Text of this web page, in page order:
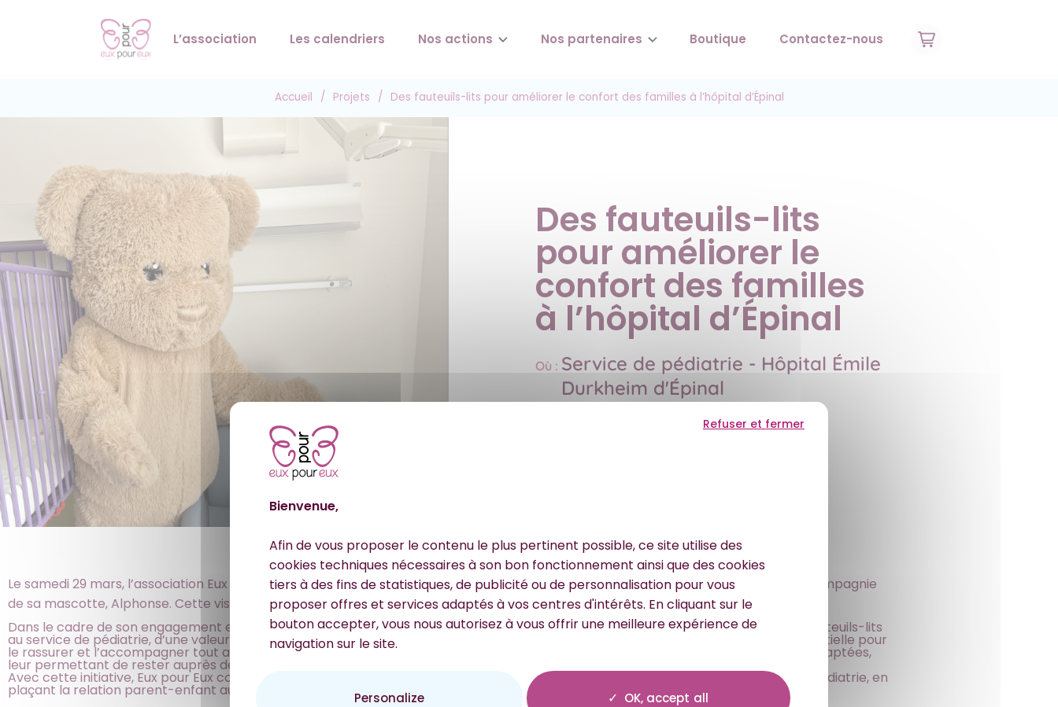
L’association Les calendriers Nos actions Nos partenaires Boutique Contactez-nous
Accueil / Projets / Des fauteuils-lits pour améliorer le confort des familles à l’hôpital d’Épinal
Des fauteuils-lits
pour améliorer le
confort des familles
à l’hôpital d’Épinal
Où : Service de pédiatrie - Hôpital Émile
Durkheim d'Épinal
Le samedi 29 mars, l’association Eux pour Eux s’est rendu au service de pédiatrie du Centre Hospitalier Émile Durkheim d’Épinal en compagnie
de sa mascotte, Alphonse. Cette visite a permis d’apporter un moment de réconfort et de légèreté aux enfants hospitalisés.
Dans le cadre de son engagement en faveur du bien-être des jeunes patients et de leurs familles, l’association a fait don de deux fauteuils-lits
au service de pédiatrie, d’une valeur de 1 749,12 euros. Lorsqu’un enfant est hospitalisé, la présence d’un parent à ses côtés est essentielle pour
le rassurer et l’accompagner tout au long de son séjour. Ces fauteuils-lits offrent aux parents des conditions d’hébergement plus adaptées,
leur permettant de rester auprès de leur enfant dans un cadre plus confortable et apaisant.
Avec cette initiative, Eux pour Eux contribue à améliorer le quotidien des familles à l’hôpital et à renforcer la qualité de l’accueil en pédiatrie, en
plaçant la relation parent-enfant au cœur de ses actions.
Bienvenue,
Afin de vous proposer le contenu le plus pertinent possible, ce site utilise des
cookies techniques nécessaires à son bon fonctionnement ainsi que des cookies
tiers à des fins de statistiques, de publicité ou de personnalisation pour vous
proposer offres et services adaptés à vos centres d'intérêts. En cliquant sur le
bouton accepter, vous nous autorisez à vous offrir une meilleure expérience de
navigation sur le site.
OK, accept all
Refuser et fermer
Personalize